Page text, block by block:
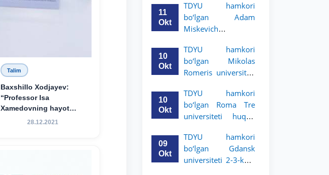
Talim
Baxshillo Xodjayev:
“Professor Isa
Xamedovning hayot
yo‘li — ilm-fanga,
28.12.2021
uchun akademik
mobillik dasturini
e’lon qildi
11
Okt
TDYU hamkori
bo‘lgan Adam
Miskevich
bosqich talabalari
uchun akademik
mobillik dasturini
10
Okt
TDYU hamkori
bo‘lgan Mikolas
Romeris universiteti
uchun akademik
mobillik dasturini
e’lon qildi
10
Okt
TDYU hamkori
bo‘lgan Roma Tre
universiteti huquq
talabalari uchun
akademik mobillik
dasturini e’lon qildi
09
Okt
TDYU hamkori
bo‘lgan Gdansk
universiteti 2-3-kurs